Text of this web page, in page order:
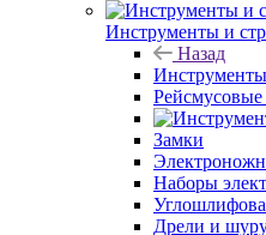
Инструменты и
Назад
Инструменты
Рейсмусовые
Замки
Наборы
Дрели и